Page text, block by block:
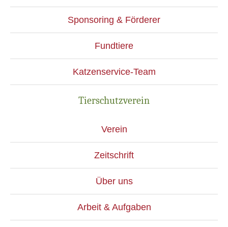
Sponsoring & Förderer
Fundtiere
Katzenservice-Team
Tierschutzverein
Verein
Zeitschrift
Über uns
Arbeit & Aufgaben